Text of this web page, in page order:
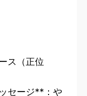
ス（正位
セージ**：や